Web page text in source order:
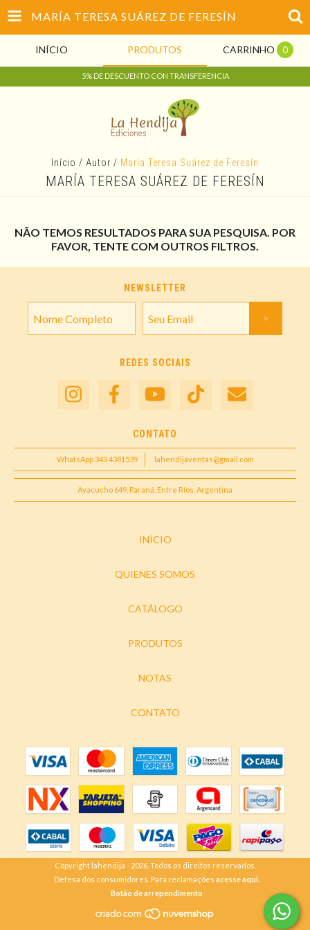
MARÍA TERESA SUÁREZ DE FERESÍN
INÍCIO PRODUTOS CARRINHO 0
5% DE DESCUENTO CON TRANSFERENCIA
Início / Autor / María Teresa Suárez de Feresín
MARÍA TERESA SUÁREZ DE FERESÍN
NÃO TEMOS RESULTADOS PARA SUA PESQUISA. POR
FAVOR, TENTE COM OUTROS FILTROS.
NEWSLETTER
REDES SOCIAIS
CONTATO
WhatsApp 343 4381539 lahendijaventas@gmail.com
Ayacucho 649, Paraná, Entre Ríos, Argentina
INÍCIO
QUIENES SOMOS
CATÁLOGO
PRODUTOS
NOTAS
CONTATO
Copyright lahendija - 2026. Todos os direitos reservados.
Defesa dos consumidores. Para reclamações acesse aqui.
Botão de arrependimento